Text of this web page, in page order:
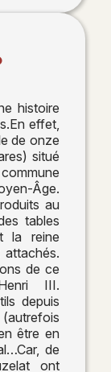
histoire
effet,
de onze
situé
Âge.
au
tables
la reine
de ce
III.
depuis
être en
de
ont